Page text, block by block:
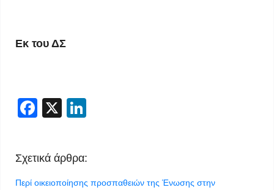
Εκ του ΔΣ
Facebook
X
Σχετικά άρθρα:
Περί οικειοποίησης προσπαθειών της Ένωσης στην